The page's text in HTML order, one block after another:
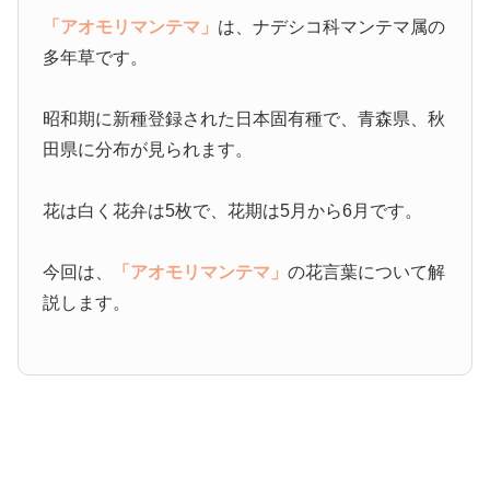
「アオモリマンテマ」 は、ナデシコ科マンテマ属の
多年草です。
昭和期に新種登録された日本固有種で、青森県、秋
田県に分布が見られます。
花は白く花弁は5枚で、花期は5月から6月です。
今回は、 「アオモリマンテマ」の花言葉について解
説します。